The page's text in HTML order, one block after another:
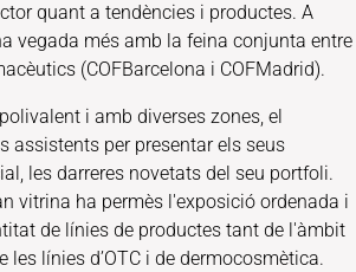
quant a tendències i productes. A
vegada més amb la feina conjunta entre
(COFBarcelona i COFMadrid).
i amb diverses zones, el
assistents per presentar els seus
les darreres novetats del seu portfoli.
vitrina ha permès l'exposició ordenada i
de línies de productes tant de l'àmbit
les línies d’OTC i de dermocosmètica.